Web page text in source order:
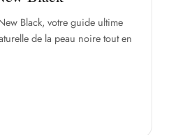
Black, votre guide ultime
de la peau noire tout en